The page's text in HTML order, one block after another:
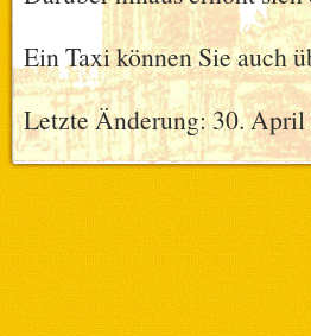
Ein Taxi können Sie auch
Letzte Änderung: 30. April